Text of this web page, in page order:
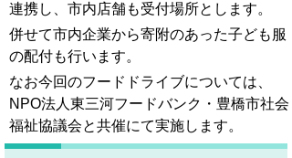
連携し、市内店舗も受付場所とします。
併せて市内企業から寄附のあった子ども服
の配付も行います。
なお今回のフードドライブについては、
NPO法人東三河フードバンク・豊橋市社会
福祉協議会と共催にて実施します。